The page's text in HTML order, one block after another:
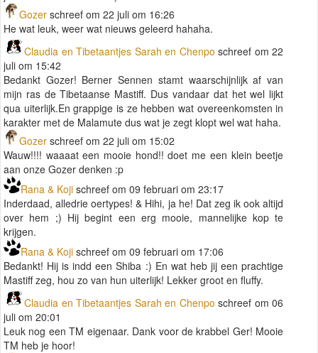
Gozer schreef om 22 juli om 16:26
He wat leuk, weer wat nieuws geleerd hahaha.
Claudia en Tibetaantjes Sarah en Chenpo schreef om 22
juli om 15:42
Bedankt Gozer! Berner Sennen stamt waarschijnlijk af van
mijn ras de Tibetaanse Mastiff. Dus vandaar dat het wel lijkt
qua uiterlijk.En grappige is ze hebben wat overeenkomsten in
karakter met de Malamute dus wat je zegt klopt wel wat haha.
Gozer schreef om 22 juli om 15:02
Wauw!!!! waaaat een mooie hond!! doet me een klein beetje
aan onze Gozer denken :p
Rana & Koji schreef om 09 februari om 23:17
Inderdaad, alledrie oertypes! & Hihi, ja he! Dat zeg ik ook altijd
over hem ;) Hij begint een erg mooie, mannelijke kop te
krijgen.
Rana & Koji schreef om 09 februari om 17:06
Bedankt! Hij is indd een Shiba :) En wat heb jij een prachtige
Mastiff zeg, hou zo van hun uiterlijk! Lekker groot en fluffy.
Claudia en Tibetaantjes Sarah en Chenpo schreef om 06
juli om 20:01
Leuk nog een TM eigenaar. Dank voor de krabbel Ger! Mooie
TM heb je hoor!